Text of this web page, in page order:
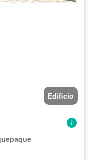
Edificio